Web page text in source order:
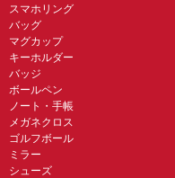
スマホリング
バッグ
マグカップ
キーホルダー
バッジ
ボールペン
ノート・手帳
メガネクロス
ゴルフボール
ミラー
シューズ